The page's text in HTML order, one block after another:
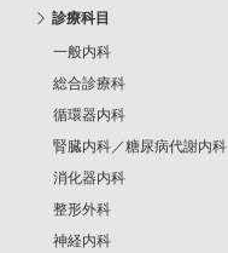
診療科目
一般内科
総合診療科
循環器内科
腎臓内科／糖尿病代謝内科
消化器内科
整形外科
神経内科